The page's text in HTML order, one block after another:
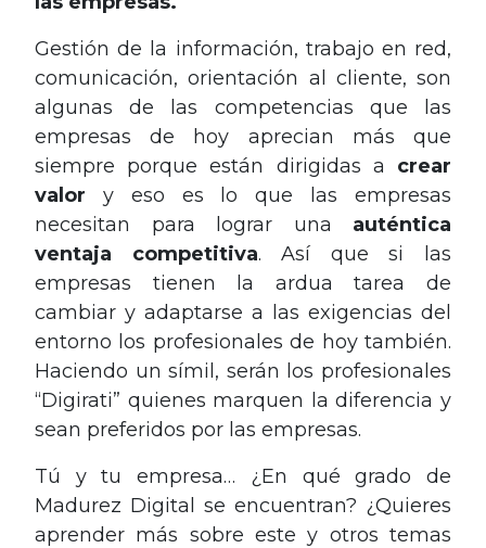
Gestión de la información, trabajo en red,
comunicación, orientación al cliente, son
algunas de las competencias que las
empresas de hoy aprecian más que
siempre porque están dirigidas a crear
valor y eso es lo que las empresas
necesitan para lograr una auténtica
ventaja competitiva. Así que si las
empresas tienen la ardua tarea de
cambiar y adaptarse a las exigencias del
entorno los profesionales de hoy también.
Haciendo un símil, serán los profesionales
“Digirati” quienes marquen la diferencia y
sean preferidos por las empresas.
Tú y tu empresa… ¿En qué grado de
Madurez Digital se encuentran? ¿Quieres
aprender más sobre este y otros temas